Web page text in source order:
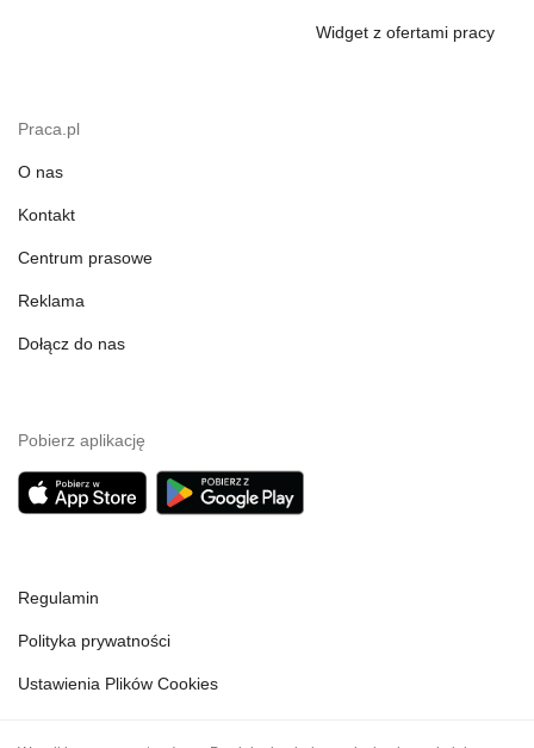
Widget z ofertami pracy
Praca.pl
O nas
Kontakt
Centrum prasowe
Reklama
Dołącz do nas
Pobierz aplikację
Regulamin
Polityka prywatności
Ustawienia Plików Cookies